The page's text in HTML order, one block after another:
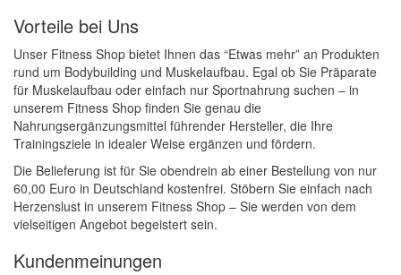
Vorteile bei Uns
Unser Fitness Shop bietet Ihnen das “Etwas mehr” an Produkten
rund um Bodybuilding und Muskelaufbau. Egal ob Sie Präparate
für Muskelaufbau oder einfach nur Sportnahrung suchen – in
unserem Fitness Shop finden Sie genau die
Nahrungsergänzungsmittel führender Hersteller, die Ihre
Trainingsziele in idealer Weise ergänzen und fördern.
Die Belieferung ist für Sie obendrein ab einer Bestellung von nur
60,00 Euro in Deutschland kostenfrei. Stöbern Sie einfach nach
Herzenslust in unserem Fitness Shop – Sie werden von dem
vielseitigen Angebot begeistert sein.
Kundenmeinungen